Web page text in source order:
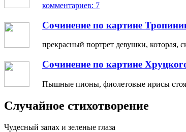
комментариев: 7
Сочинение по картине
прекрасный портрет девушки, которая,
Сочинение по картине
Пышные пионы, фиолетовые ирисы стоят
Случайное стихотворение
Чудесный запах и зеленые глаза